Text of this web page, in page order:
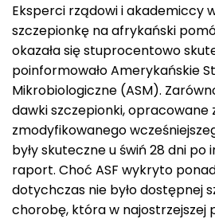
Eksperci rządowi i akademiccy
szczepionkę na afrykański
okazała się stuprocentowo
poinformowało Amerykańskie
Mikrobiologiczne (ASM).
dawki szczepionki, opracowane
zmodyfikowanego
były skuteczne u świń 28 dni po
raport. Choć ASF wykryto
dotychczas nie było dostępnej
chorobę, która w najostrzejszej